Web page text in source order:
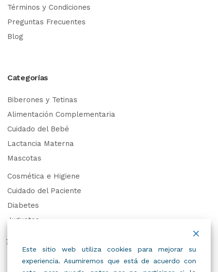
Términos y Condiciones
Preguntas Frecuentes
Blog
Categorías
Biberones y Tetinas
Alimentación Complementaria
Cuidado del Bebé
Lactancia Materna
Mascotas
Cosmética e Higiene
Cuidado del Paciente
Diabetes
Juguetes
Trabaja con Nosotros
Este sitio web utiliza cookies para mejorar su
experiencia. Asumiremos que está de acuerdo con